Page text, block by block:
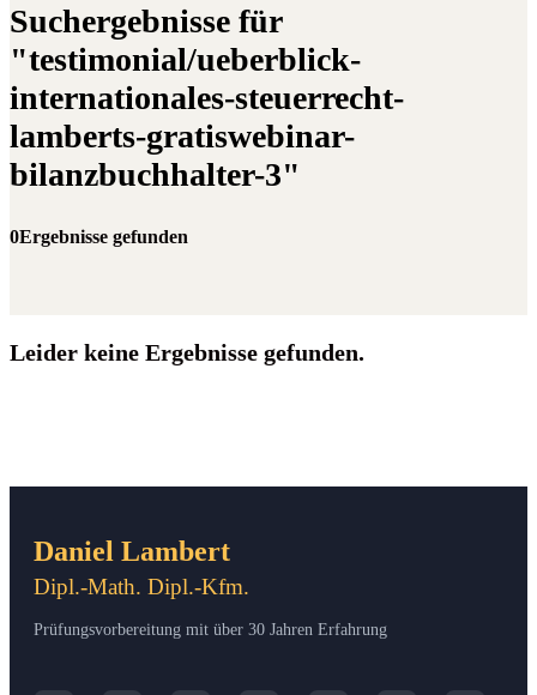
Suchergebnisse für
"testimonial/ueberblick-
internationales-steuerrecht-
lamberts-gratiswebinar-
bilanzbuchhalter-3"
0Ergebnisse gefunden
Leider keine Ergebnisse gefunden.
Daniel Lambert
Dipl.-Math. Dipl.-Kfm.
Prüfungsvorbereitung mit über 30 Jahren Erfahrung